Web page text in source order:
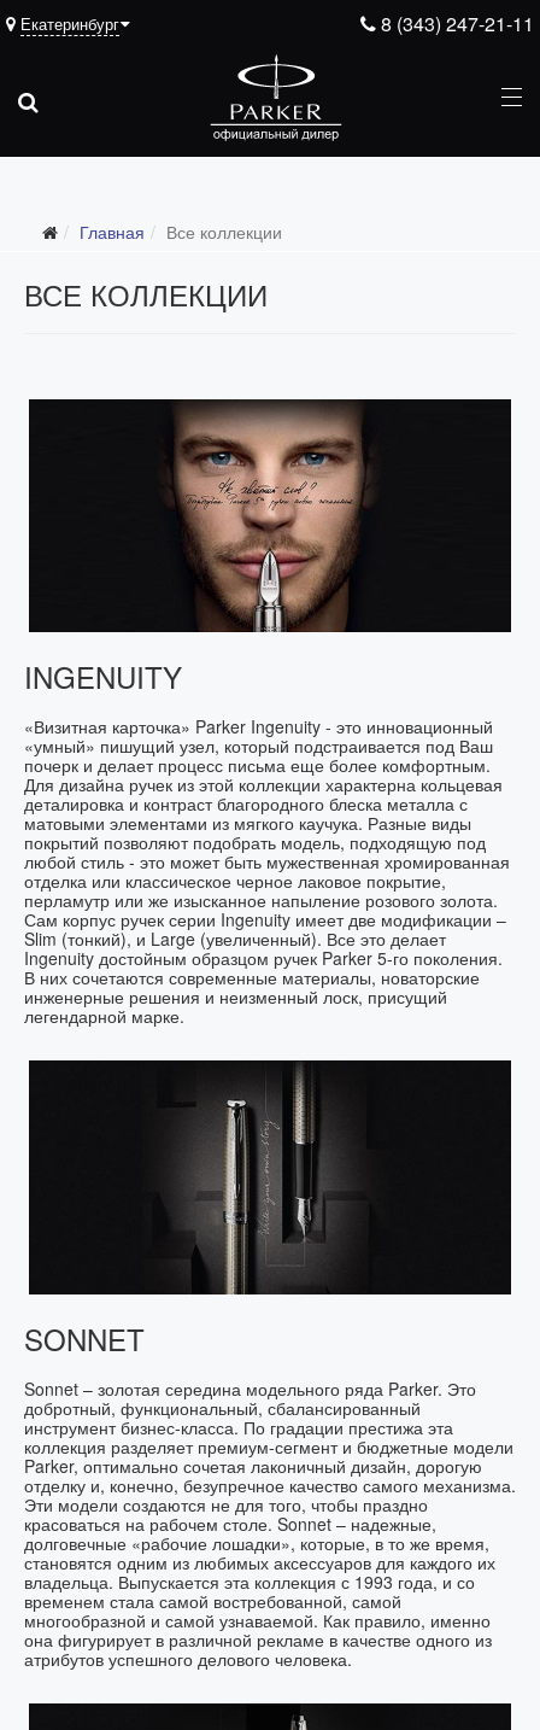
8 (343) 247-21-11
Екатеринбург
Главная Все коллекции
ВСЕ КОЛЛЕКЦИИ
INGENUITY
«Визитная карточка» Parker Ingenuity - это инновационный
«умный» пишущий узел, который подстраивается под Ваш
почерк и делает процесс письма еще более комфортным.
Для дизайна ручек из этой коллекции характерна кольцевая
деталировка и контраст благородного блеска металла с
матовыми элементами из мягкого каучука. Разные виды
покрытий позволяют подобрать модель, подходящую под
любой стиль - это может быть мужественная хромированная
отделка или классическое черное лаковое покрытие,
перламутр или же изысканное напыление розового золота.
Сам корпус ручек серии Ingenuity имеет две модификации –
Slim (тонкий), и Large (увеличенный). Все это делает
Ingenuity достойным образцом ручек Parker 5-го поколения.
В них сочетаются современные материалы, новаторские
инженерные решения и неизменный лоск, присущий
легендарной марке.
SONNET
Sonnet – золотая середина модельного ряда Parker. Это
добротный, функциональный, сбалансированный
инструмент бизнес-класса. По градации престижа эта
коллекция разделяет премиум-сегмент и бюджетные модели
Parker, оптимально сочетая лаконичный дизайн, дорогую
отделку и, конечно, безупречное качество самого механизма.
Эти модели создаются не для того, чтобы праздно
красоваться на рабочем столе. Sonnet – надежные,
долговечные «рабочие лошадки», которые, в то же время,
становятся одним из любимых аксессуаров для каждого их
владельца. Выпускается эта коллекция с 1993 года, и со
временем стала самой востребованной, самой
многообразной и самой узнаваемой. Как правило, именно
она фигурирует в различной рекламе в качестве одного из
атрибутов успешного делового человека.